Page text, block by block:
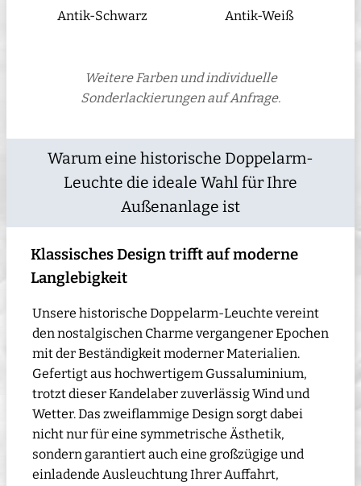
Antik-Schwarz Antik-Weiß
Weitere Farben und individuelle
Sonderlackierungen auf Anfrage.
Warum eine historische Doppelarm-
Leuchte die ideale Wahl für Ihre
Außenanlage ist
Klassisches Design trifft auf moderne
Langlebigkeit
Unsere historische Doppelarm-Leuchte vereint
den nostalgischen Charme vergangener Epochen
mit der Beständigkeit moderner Materialien.
Gefertigt aus hochwertigem Gussaluminium,
trotzt dieser Kandelaber zuverlässig Wind und
Wetter. Das zweiflammige Design sorgt dabei
nicht nur für eine symmetrische Ästhetik,
sondern garantiert auch eine großzügige und
einladende Ausleuchtung Ihrer Auffahrt,